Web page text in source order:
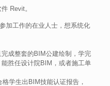
Revit。
加工作的在业人士，想系统化
成整套的BIM公建绘制，学完
胜任设计院BIM，或者施工单
学生出BIM技能认证报告，